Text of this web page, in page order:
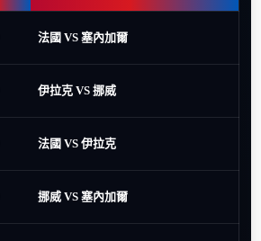
法國 VS 塞內加爾
伊拉克 VS 挪威
法國 VS 伊拉克
挪威 VS 塞內加爾